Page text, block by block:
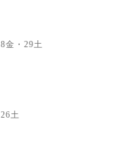
金・29土
土